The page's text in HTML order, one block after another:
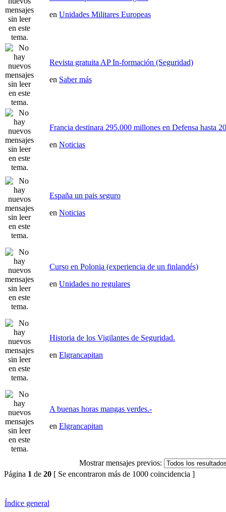
en Unidades Militares Europeas
Revista gratuita AP In-formación (Seguridad)
en Saber más
Francia destinara 295.000 millones en Defensa hasta
en Noticias
España un pais seguro
en Noticias
Curso en Polonia (experiencia de un finlandés)
en Unidades no regulares
Historia de los Vigilantes de Seguridad.
en Elgrancapitan
A buenas horas mangas verdes.-
en Elgrancapitan
Mostrar mensajes previos:
Página 1 de 20 [ Se encontraron más de 1000 coincidencia ]
Índice general